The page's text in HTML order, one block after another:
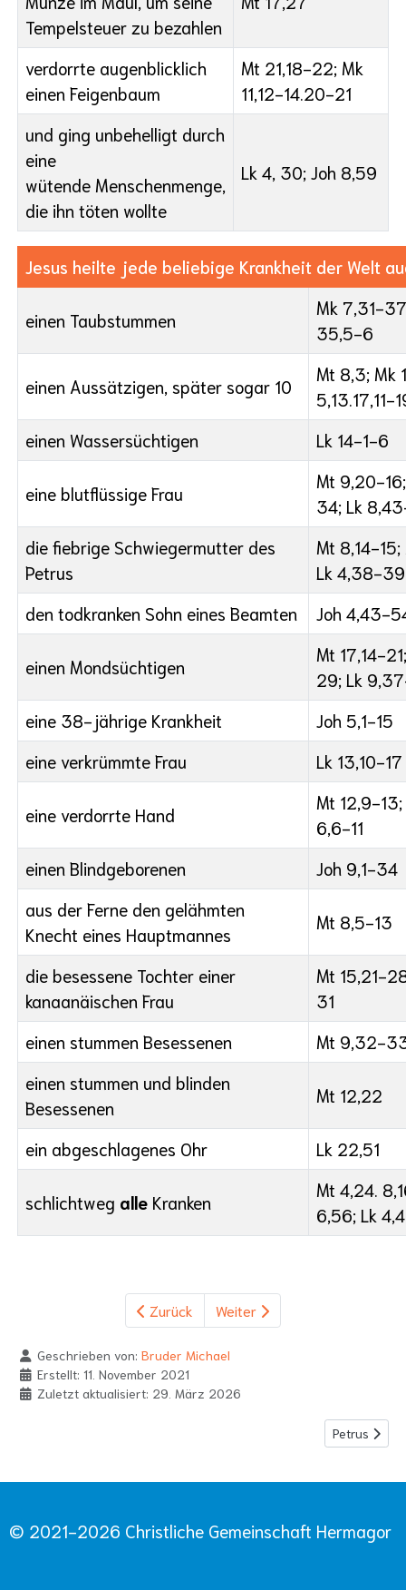
Tempelsteuer zu bezahlen
verdorrte augenblicklich
einen Feigenbaum
Mt 21,18-22; Mk
11,12-14.20-21
und ging unbehelligt durch
eine
wütende Menschenmenge,
die ihn töten wollte
Lk 4, 30; Joh 8,59
Jesus heilte jede beliebige Krankheit der Welt
einen Taubstummen
Mk 7,31-
35,5-6
einen Aussätzigen, später sogar 10
Mt 8,3; Mk
5,13.17,11-
einen Wassersüchtigen
Lk 14-1-6
eine blutflüssige Frau
Mt 9,20-
34; Lk
die fiebrige Schwiegermutter des
Petrus
Mt 8,14-
Lk 4,38-39
den todkranken Sohn eines Beamten
Joh 4,43-
einen Mondsüchtigen
Mt 17,14-
29; Lk
eine 38-jährige Krankheit
Joh 5,1-15
eine verkrümmte Frau
Lk 13,10-17
eine verdorrte Hand
Mt 12,9-
6,6-11
einen Blindgeborenen
Joh 9,1-34
aus der Ferne den gelähmten
Knecht eines Hauptmannes
Mt 8,5-13
die besessene Tochter einer
kanaanäischen Frau
Mt 15,21-
31
einen stummen Besessenen
Mt 9,32-
einen stummen und blinden
Besessenen
Mt 12,22
ein abgeschlagenes Ohr Lk 22,51
schlichtweg alle Kranken
Mt 4,24.
6,56; Lk
Zurück Weiter
Geschrieben von: Bruder Michael
Erstellt: 11. November 2021
Zuletzt aktualisiert: 29. März 2026
Nächster
Petrus
© 2021-2026 Christliche Gemeinschaft Hermagor